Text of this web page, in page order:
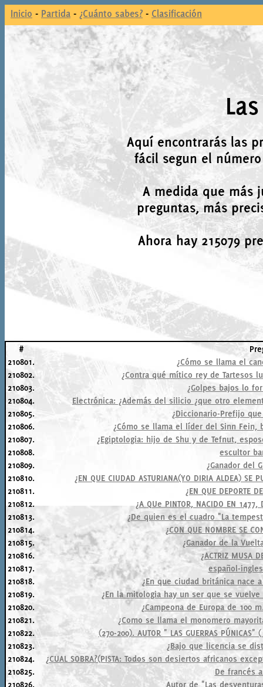
Inicio - Partida - ¿Cuánto sabes? - Clasificación
Aquí encontrarás las
fácil segun el
A medida que más
preguntas, más
Ahora hay 215079
#
210801.
¿Cómo se llama el
210802.
¿Contra qué mítico rey de Tartesos
210803.
¿Golpes bajos lo
210804.
Electrónica: ¿Además del silicio ¿que otro
210805.
¿Diccionario-Prefijo
210806.
¿Cómo se llama el líder del Sinn
210807.
¿Egiptologia: hijo de Shu y de Tefnut,
210808.
escultor
210809.
¿Ganador del
210810.
¿EN QUE CIUDAD ASTURIANA(YO DIRIA ALDEA) SE
210811.
¿EN QUE DEPORTE
210812.
¿A QUe PINTOR, NACIDO EN
210813.
¿De quien es el cuadro "La
210814.
¿CON QUE NOMBRE SE
210815.
¿Ganador de la
210816.
¿ACTRIZ MUSA
210817.
español-
210818.
¿En que ciudad británica
210819.
¿En la mitologia hay un ser que se
210820.
¿Campeona de Europa de 100
210821.
¿Como se llama el monomero
210822.
(270-200). AUTOR " LAS GUERRAS PÚNICAS"
210823.
¿Bajo que licencia se
210824.
¿CUAL SOBRA?(PISTA: Todos son desiertos africanos
210825.
De francés
210826.
Autor de "Las